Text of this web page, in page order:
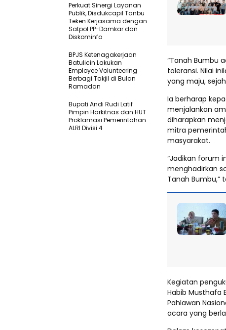
“Tanah Bumbu
toleransi. Nilai
yang maju,
Ia berharap
menjalankan
diharapkan
mitra
masyarakat.
“Jadikan forum
menghadirkan
Tanah Bumbu,”
Kegiatan
Habib Musthafa
Pahlawan
acara yang
Perkuat Sinergi Layanan
Publik, Disdukcapil Tanbu
Teken Kerjasama dengan
Satpol PP-Damkar dan
Diskominfo
BPJS Ketenagakerjaan
Batulicin Lakukan
Employee Volunteering
Berbagi Takjil di Bulan
Ramadan
Bupati Andi Rudi Latif
Pimpin Harkitnas dan HUT
Proklamasi Pemerintahan
ALRI Divisi 4